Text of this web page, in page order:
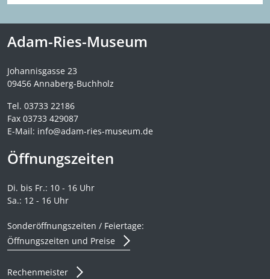
Adam-Ries-Museum
Johannisgasse 23
09456 Annaberg-Buchholz
Tel. 03733 22186
Fax 03733 429087
E-Mail: info@adam-ries-museum.de
Adam-Ries-Museum
Öffnungszeiten
Di. bis Fr.: 10 - 16 Uhr
Sa.: 12 - 16 Uhr
Sonderöffnungszeiten / Feiertage:
Öffnungszeiten und Preise
Rechenmeister